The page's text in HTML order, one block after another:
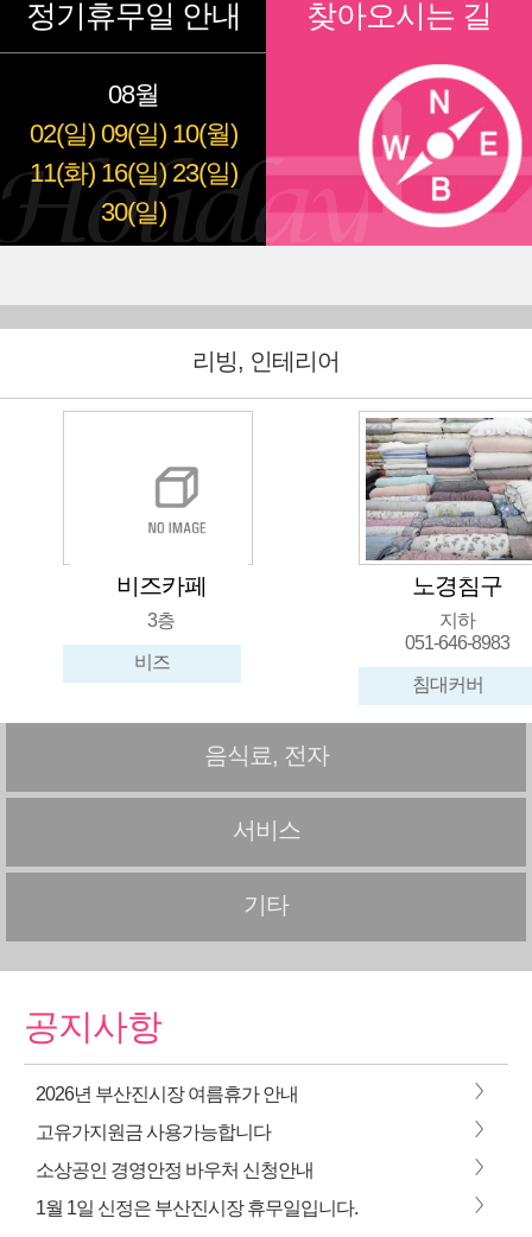
정기휴무일 안내
08월
02(일) 09(일) 10(월)
11(화) 16(일) 23(일)
30(일)
찾아오시는 길
리빙, 인테리어
비즈카페
3층
비즈
노경침구
지하
051-646-8983
침대커버
음식료, 전자
서비스
기타
공지사항
2026년 부산진시장 여름휴가 안내 >
고유가지원금 사용가능합니다 >
소상공인 경영안정 바우처 신청안내 >
1월 1일 신정은 부산진시장 휴무일입니다. >